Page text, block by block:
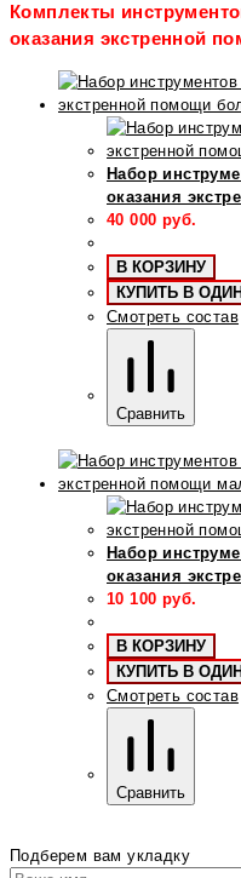
Комплекты
оказания экстренной
Набор
оказания
40 000 руб.
В КОРЗИНУ
КУПИТЬ В
Смотреть состав
Сравнить
Набор
оказания
10 100 руб.
В КОРЗИНУ
КУПИТЬ В
Смотреть состав
Сравнить
Подберем вам укладку